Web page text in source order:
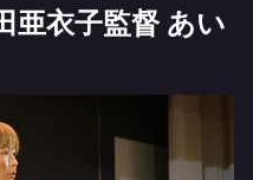
亜衣子監督 あい